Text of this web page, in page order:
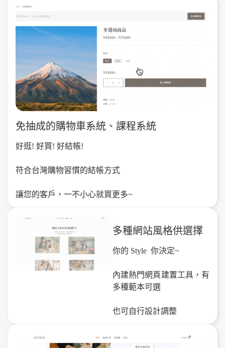
免抽成的購物車系統、課程系統
好逛! 好買! 好結帳!
符合台灣購物習慣的結帳方式
讓您的客戶，一不小心就買更多~
多種網站風格供選擇
你的 Style 你決定~
內建熱門網頁建置工具，有
多種範本可選
也可自行設計調整